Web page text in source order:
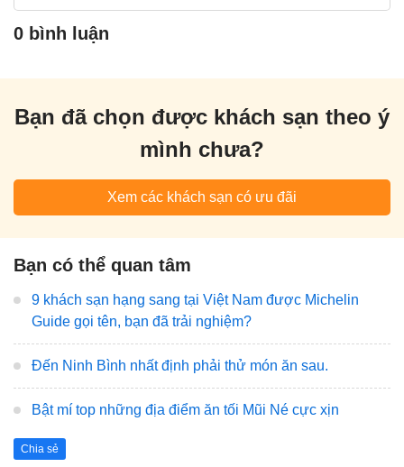
0 bình luận
Bạn đã chọn được khách sạn theo ý
mình chưa?
Xem các khách sạn có ưu đãi
Bạn có thể quan tâm
9 khách sạn hạng sang tại Việt Nam được Michelin
Guide gọi tên, bạn đã trải nghiệm?
Đến Ninh Bình nhất định phải thử món ăn sau.
Bật mí top những địa điểm ăn tối Mũi Né cực xịn
Chia sẻ